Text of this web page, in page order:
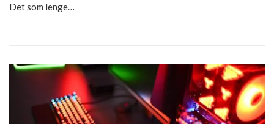
Det som lenge…